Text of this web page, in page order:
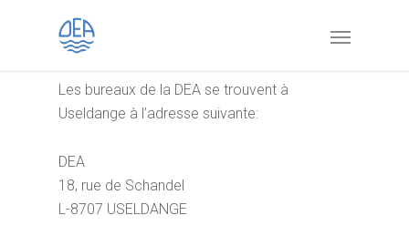
Adresse
Les bureaux de la DEA se trouvent à
Useldange à l’adresse suivante:
DEA
18, rue de Schandel
L-8707 USELDANGE